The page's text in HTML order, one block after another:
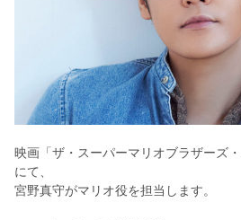
映画「ザ・スーパーマリオブラザーズ
にて、
宮野真守がマリオ役を担当します。